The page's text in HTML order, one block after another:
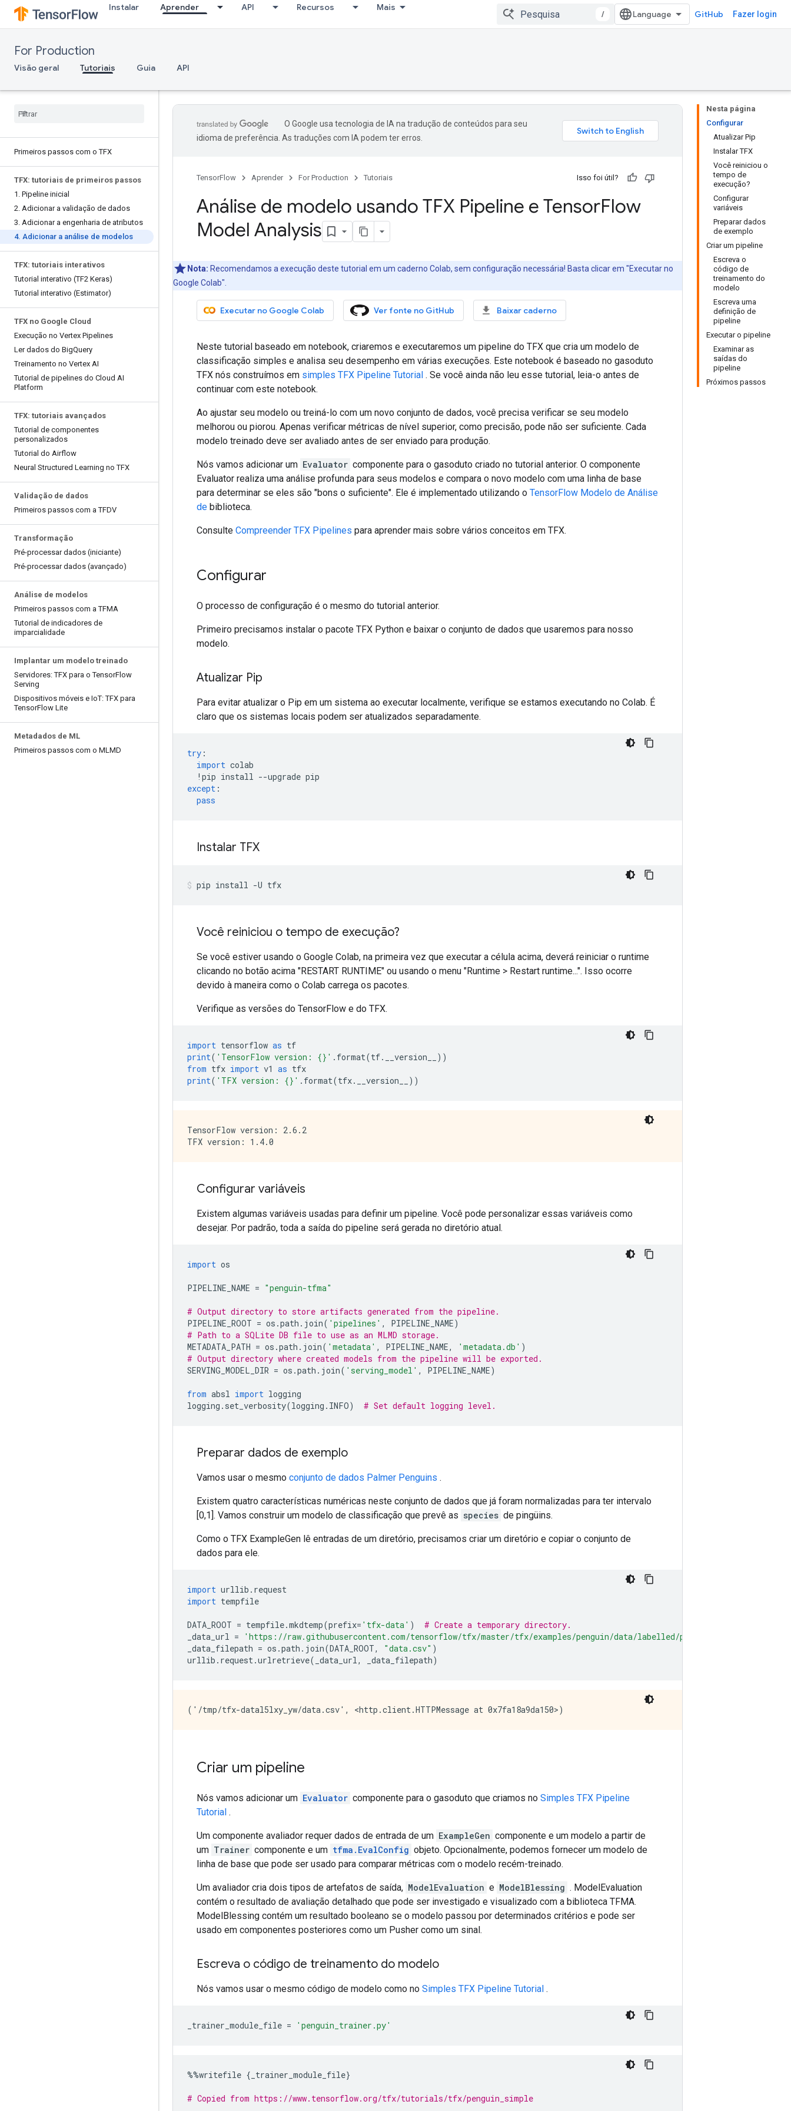
Instalar Aprender API Recursos Mais
/ GitHub Fazer login
For Production
Visão geral Tutoriais Guia API
Primeiros passos com o TFX
TFX: tutoriais de primeiros passos
1 . Pipeline inicial
2. Adicionar a validação de dados
3. Adicionar a engenharia de atributos
4. Adicionar a análise de modelos
TFX: tutoriais interativos
Tutorial interativo (TF2 Keras)
Tutorial interativo (Estimator)
TFX no Google Cloud
Execução no Vertex Pipelines
Ler dados do BigQuery
Treinamento no Vertex AI
Tutorial de pipelines do Cloud AI
Platform
TFX: tutoriais avançados
Tutorial de componentes
personalizados
Tutorial do Airflow
Neural Structured Learning no TFX
Validação de dados
Primeiros passos com a TFDV
Transformação
Pré-processar dados (iniciante)
Pré-processar dados (avançado)
Análise de modelos
Primeiros passos com a TFMA
Tutorial de indicadores de
imparcialidade
Implantar um modelo treinado
Servidores: TFX para o TensorFlow
Serving
Dispositivos móveis e IoT: TFX para
TensorFlow Lite
Metadados de ML
Primeiros passos com o MLMD
Nesta página
Configurar
Atualizar Pip
Instalar TFX
Você reiniciou o
tempo de
execução?
Configurar
variáveis
Preparar dados
de exemplo
Criar um pipeline
Escreva o
código de
treinamento do
modelo
Escreva uma
definição de
pipeline
Executar o pipeline
Examinar as
saídas do
pipeline
Próximos passos
O Google usa tecnologia de IA na tradução de conteúdos para seu
idioma de preferência. As traduções com IA podem ter erros.
TensorFlow Aprender For Production Tutoriais Isso foi útil?
Análise de modelo usando TFX Pipeline e TensorFlow
Model Analysis
Nota: Recomendamos a execução deste tutorial em um caderno Colab, sem configuração necessária! Basta clicar em "Executar no
Google Colab".
Executar no Google Colab Ver fonte no GitHub Baixar caderno
Neste tutorial baseado em notebook, criaremos e executaremos um pipeline do TFX que cria um modelo de
classificação simples e analisa seu desempenho em várias execuções. Este notebook é baseado no gasoduto
TFX nós construímos em simples TFX Pipeline Tutorial . Se você ainda não leu esse tutorial, leia-o antes de
continuar com este notebook.
Ao ajustar seu modelo ou treiná-lo com um novo conjunto de dados, você precisa verificar se seu modelo
melhorou ou piorou. Apenas verificar métricas de nível superior, como precisão, pode não ser suficiente. Cada
modelo treinado deve ser avaliado antes de ser enviado para produção.
Nós vamos adicionar um Evaluator componente para o gasoduto criado no tutorial anterior. O componente
Evaluator realiza uma análise profunda para seus modelos e compara o novo modelo com uma linha de base
para determinar se eles são "bons o suficiente". Ele é implementado utilizando o TensorFlow Modelo de Análise
de biblioteca.
Consulte Compreender TFX Pipelines para aprender mais sobre vários conceitos em TFX.
Configurar
O processo de configuração é o mesmo do tutorial anterior.
Primeiro precisamos instalar o pacote TFX Python e baixar o conjunto de dados que usaremos para nosso
modelo.
Atualizar Pip
Para evitar atualizar o Pip em um sistema ao executar localmente, verifique se estamos executando no Colab. É
claro que os sistemas locais podem ser atualizados separadamente.
try :
import colab
! pip install --upgrade pip
except :
pass
Instalar TFX
pip install -U tfx
Você reiniciou o tempo de execução?
Se você estiver usando o Google Colab, na primeira vez que executar a célula acima, deverá reiniciar o runtime
clicando no botão acima "RESTART RUNTIME" ou usando o menu "Runtime > Restart runtime...". Isso ocorre
devido à maneira como o Colab carrega os pacotes.
Verifique as versões do TensorFlow e do TFX.
import tensorflow as tf
print( 'TensorFlow version: {}' . format(tf. __version__
))
from tfx import v1 as tfx
print( 'TFX version: {}' . format(tfx. __version__ ))
TensorFlow version: 2.6.2
Configurar variáveis
Existem algumas variáveis ​​usadas para definir um pipeline. Você pode personalizar essas variáveis ​​como
desejar. Por padrão, toda a saída do pipeline será gerada no diretório atual.
import os
PIPELINE_NAME = "penguin-tfma"
# Output directory to store artifacts generated from the pipeline.
PIPELINE_ROOT = os .path . join( 'pipelines' , PIPELINE_NAME)
# Path to a SQLite DB file to use as an MLMD storage.
METADATA_PATH = os .path . join( 'metadata' , PIPELINE_NAME, 'metadata.db' )
# Output directory where created models from the pipeline will be exported.
SERVING_MODEL_DIR = os .path . join( 'serving_model' , PIPELINE_NAME)
from absl import logging
logging . set_verbosity(logging . INFO) # Set default logging level.
Preparar dados de exemplo
Vamos usar o mesmo conjunto de dados Palmer Penguins .
Existem quatro características numéricas neste conjunto de dados que já foram normalizadas para ter intervalo
[0,1]. Vamos construir um modelo de classificação que prevê as species de pingüins.
Como o TFX ExampleGen lê entradas de um diretório, precisamos criar um diretório e copiar o conjunto de
dados para ele.
import urllib . request
import tempfile
DATA_ROOT = tempfile.mkdtemp(prefix= 'tfx-data' )
# Create a temporary directory.
_data_url =
'https://raw.githubusercontent.com/tensorflow/tfx/master/tfx/examples/penguin/data/labelled/penguins_processed.csv'
_data_filepath = os .path . join(DATA_ROOT, "data.csv" )
urllib . request.urlretrieve( _data_url, _data_filepath)
Criar um pipeline
Nós vamos adicionar um Evaluator componente para o gasoduto que criamos no Simples TFX Pipeline
Tutorial .
Um componente avaliador requer dados de entrada de um ExampleGen componente e um modelo a partir de
um Trainer componente e um tfma.EvalConfig objeto. Opcionalmente, podemos fornecer um modelo de
linha de base que pode ser usado para comparar métricas com o modelo recém-treinado.
Um avaliador cria dois tipos de artefatos de saída, ModelEvaluation e ModelBlessing . ModelEvaluation
contém o resultado de avaliação detalhado que pode ser investigado e visualizado com a biblioteca TFMA.
ModelBlessing contém um resultado booleano se o modelo passou por determinados critérios e pode ser
usado em componentes posteriores como um Pusher como um sinal.
Escreva o código de treinamento do modelo
Nós vamos usar o mesmo código de modelo como no Simples TFX Pipeline Tutorial .
_trainer_module_file = 'penguin_trainer.py'
%%writefile { _trainer_module_file}
# Copied from https://www.tensorflow.org/tfx/tutorials/tfx/penguin_simple